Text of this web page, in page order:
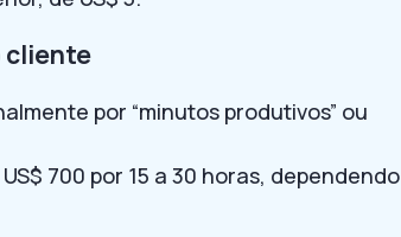
cliente
por “minutos produtivos” ou
US$ 700 por 15 a 30 horas, dependendo